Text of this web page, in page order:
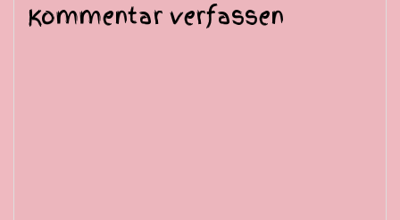
Kommentar verfassen